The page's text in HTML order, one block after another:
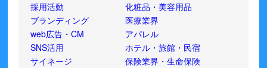
採用活動
ブランディング
web広告・CM
SNS活用
サイネージ
化粧品・美容用品
医療業界
アパレル
ホテル・旅館・民宿
保険業界・生命保険